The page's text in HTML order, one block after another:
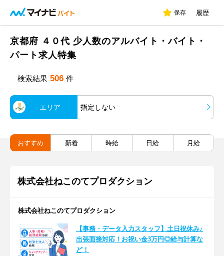
保存 履歴
京都府 ４０代 少人数のアルバイト・バイト・
パート求人特集
検索結果 506 件
エリア 指定しない
おすすめ 新着 時給 日給 月給
株式会社ねこのてプロダクション
株式会社ねこのてプロダクション
【事務・データ入力スタッフ】土日祝休み♪
出張面接対応！お祝い金3万円◎給与計算な
ど！